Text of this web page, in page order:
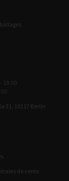
18:00
31, 10117 Berlin
de vente